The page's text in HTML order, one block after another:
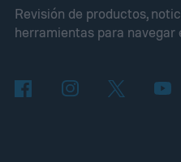
generativo, aunque
palabras trabaja con
de secuencias de
Revisión de productos,
herramientas para navegar